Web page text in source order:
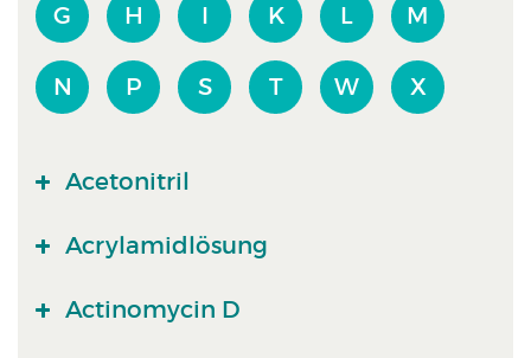
G H I K L M
N P S T W X
Acetonitril
Acrylamidlösung
Actinomycin D